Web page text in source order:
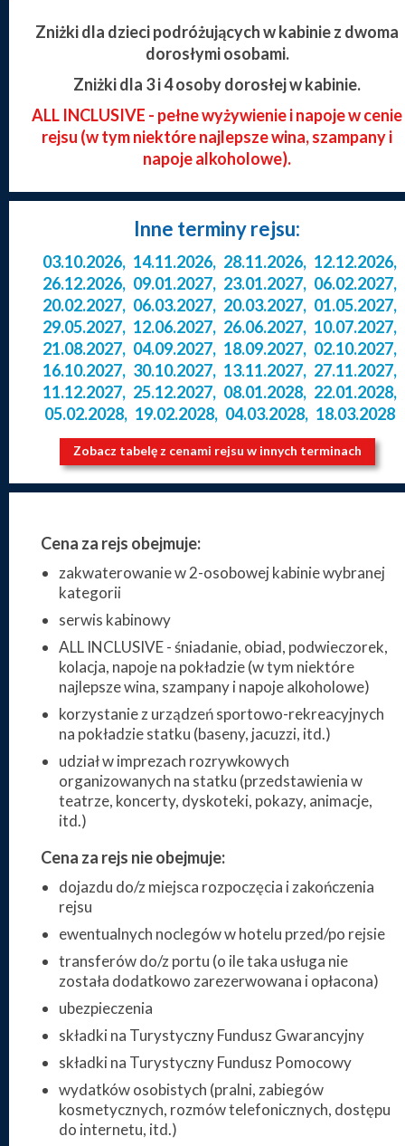
Zniżki dla dzieci podróżujących w kabinie z dwoma
dorosłymi osobami.
Zniżki dla 3 i 4 osoby dorosłej w kabinie.
ALL INCLUSIVE - pełne wyżywienie i napoje w cenie
rejsu (w tym niektóre najlepsze wina, szampany i
napoje alkoholowe).
Inne terminy rejsu:
03.10.2026, 14.11.2026, 28.11.2026, 12.12.2026,
26.12.2026, 09.01.2027, 23.01.2027, 06.02.2027,
20.02.2027, 06.03.2027, 20.03.2027, 01.05.2027,
29.05.2027, 12.06.2027, 26.06.2027, 10.07.2027,
21.08.2027, 04.09.2027, 18.09.2027, 02.10.2027,
16.10.2027, 30.10.2027, 13.11.2027, 27.11.2027,
11.12.2027, 25.12.2027, 08.01.2028, 22.01.2028,
05.02.2028, 19.02.2028, 04.03.2028, 18.03.2028
Zobacz tabelę z cenami rejsu w innych terminach
Cena za rejs obejmuje:
zakwaterowanie w 2-osobowej kabinie wybranej
kategorii
serwis kabinowy
ALL INCLUSIVE - śniadanie, obiad, podwieczorek,
kolacja, napoje na pokładzie (w tym niektóre
najlepsze wina, szampany i napoje alkoholowe)
korzystanie z urządzeń sportowo-rekreacyjnych
na pokładzie statku (baseny, jacuzzi, itd.)
udział w imprezach rozrywkowych
organizowanych na statku (przedstawienia w
teatrze, koncerty, dyskoteki, pokazy, animacje,
itd.)
Cena za rejs nie obejmuje:
dojazdu do/z miejsca rozpoczęcia i zakończenia
rejsu
ewentualnych noclegów w hotelu przed/po rejsie
transferów do/z portu (o ile taka usługa nie
została dodatkowo zarezerwowana i opłacona)
ubezpieczenia
składki na Turystyczny Fundusz Gwarancyjny
składki na Turystyczny Fundusz Pomocowy
wydatków osobistych (pralni, zabiegów
kosmetycznych, rozmów telefonicznych, dostępu
do internetu, itd.)